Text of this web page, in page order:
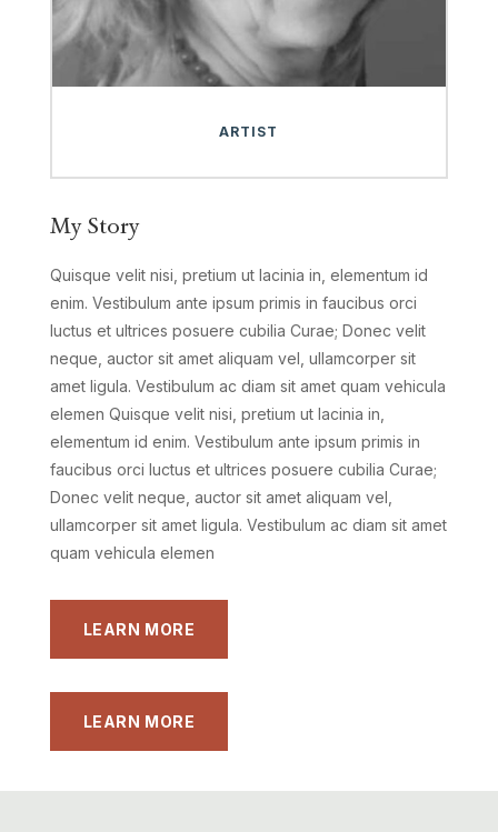
ARTIST
My Story
Quisque velit nisi, pretium ut lacinia in, elementum id
enim. Vestibulum ante ipsum primis in faucibus orci
luctus et ultrices posuere cubilia Curae; Donec velit
neque, auctor sit amet aliquam vel, ullamcorper sit
amet ligula. Vestibulum ac diam sit amet quam vehicula
elemen Quisque velit nisi, pretium ut lacinia in,
elementum id enim. Vestibulum ante ipsum primis in
faucibus orci luctus et ultrices posuere cubilia Curae;
Donec velit neque, auctor sit amet aliquam vel,
ullamcorper sit amet ligula. Vestibulum ac diam sit amet
quam vehicula elemen
LEARN MORE
LEARN MORE